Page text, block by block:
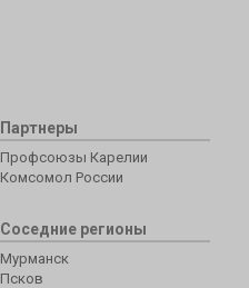
Партнеры
Профсоюзы Карелии
Комсомол России
Соседние регионы
Мурманск
Псков